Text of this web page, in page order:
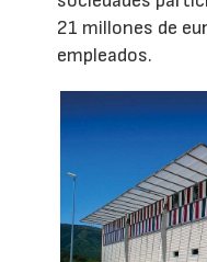
21 millones de
empleados.